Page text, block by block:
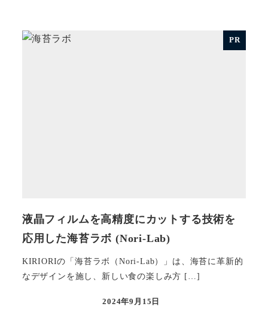
PR
液晶フィルムを高精度にカットする技術を
応用した海苔ラボ (Nori-Lab)
KIRIORIの「海苔ラボ（Nori-Lab）」は、海苔に革新的
なデザインを施し、新しい食の楽しみ方 […]
投稿日
2024年9月15日